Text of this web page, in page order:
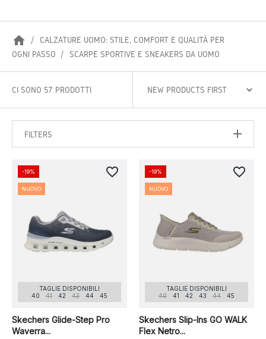
home
CALZATURE UOMO: STILE, COMFORT E QUALITÀ PER
OGNI PASSO
SCARPE SPORTIVE E SNEAKERS DA UOMO
CI SONO 57 PRODOTTI
FILTERS
TAGLIE DISPONIBILI
40
41 42 43 44 45
Skechers Glide-Step Pro
Waverra...
-19%
NUOVO
favorite_border
TAGLIE DISPONIBILI
40
41 42 43 44 45
Skechers Slip-Ins GO WALK
Flex Netro...
-19%
NUOVO
favorite_border